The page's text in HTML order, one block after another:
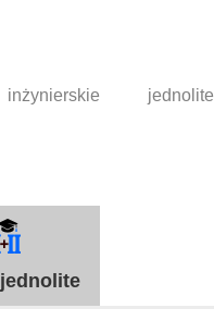
inżynierskie jednolite